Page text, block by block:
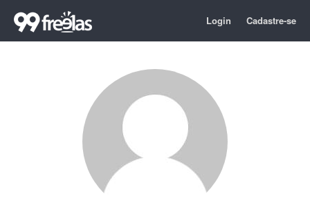
Login Cadastre-se